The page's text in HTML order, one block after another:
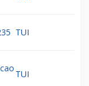
TUI
TUI